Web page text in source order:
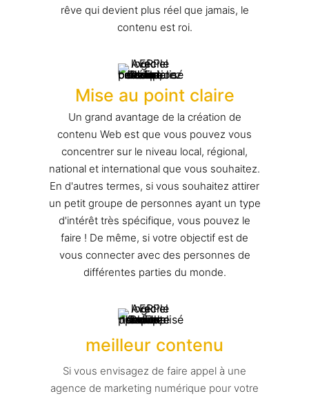
rêve qui devient plus réel que jamais, le
contenu est roi.
Mise au point claire
Un grand avantage de la création de
contenu Web est que vous pouvez vous
concentrer sur le niveau local, régional,
national et international que vous souhaitez.
En d'autres termes, si vous souhaitez attirer
un petit groupe de personnes ayant un type
d'intérêt très spécifique, vous pouvez le
faire ! De même, si votre objectif est de
vous connecter avec des personnes de
différentes parties du monde.
meilleur contenu
Si vous envisagez de faire appel à une
agence de marketing numérique pour votre